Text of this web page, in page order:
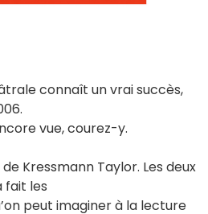
connaît un vrai succès,
vue, courez-y.
Kressmann Taylor. Les deux
fait les
peut imaginer à la lecture